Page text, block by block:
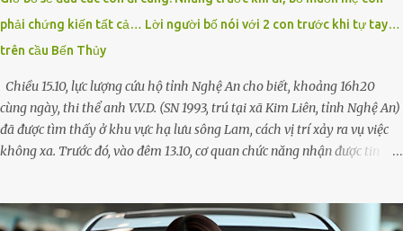
phải chứng kiến tất cả… Lời người bố nói với 2 con trước khi tự tay…
trên cầu Bến Thủy
Chiều 15.10, lực lượng cứu hộ tỉnh Nghệ An cho biết, khoảng 16h20
cùng ngày, thi thể anh V.V.D. (SN 1993, trú tại xã Kim Liên, tỉnh Nghệ An)
đã được tìm thấy ở khu vực hạ lưu sông Lam, cách vị trí xảy ra vụ việc
không xa. Trước đó, vào đêm 13.10, cơ quan chức năng nhận được tin
máy trên cầu, ôm theo 2 con gái nhỏ nhảy xuống sông. Người thân và